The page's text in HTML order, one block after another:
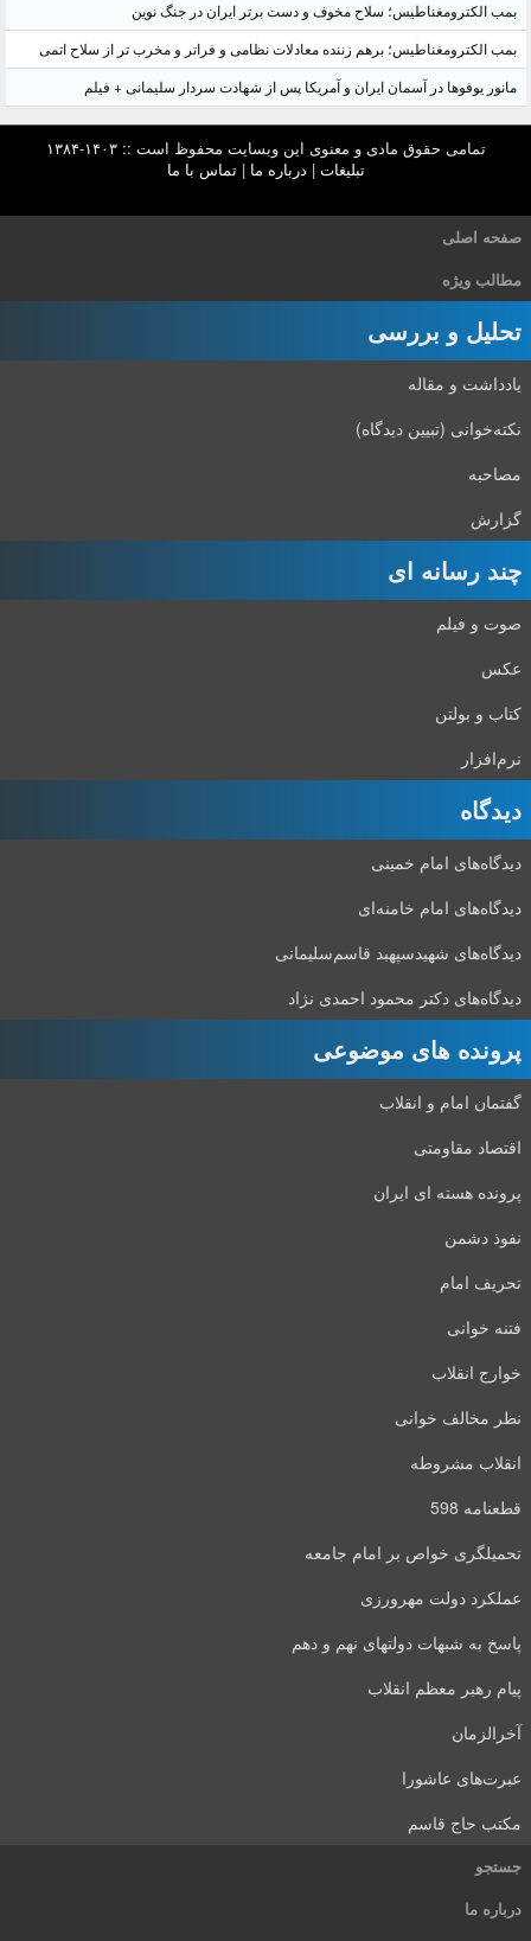
بمب الکترومغناطیس؛ سلاح مخوف و دست برتر ایران در جنگ نوین
بمب الکترومغناطیس؛ برهم زننده معادلات نظامی و فراتر و مخرب تر از سلاح اتمی
مانور یوفوها در آسمان ایران و آمریکا پس از شهادت سردار سلیمانی + فیلم
تمامی حقوق مادی و معنوی این وبسایت محفوظ است :: ۱۴۰۳-۱۳۸۴
تبلیغات | درباره ما |تماس با ما
صفحه اصلی
مطالب ویژه
تحلیل و بررسی
یادداشت و مقاله
نکته‌خوانی (تبیین دیدگاه)
مصاحبه
گزارش
چند رسانه ای
صوت و فیلم
عکس
کتاب و بولتن
نرم‌افزار
دیدگاه‌
دیدگاه‌های امام خمینی
دیدگاه‌های امام خامنه‌ای
دیدگاه‌های شهید‌سپهبد قاسم‌سلیمانی
دیدگاه‌های دکتر محمود احمدی نژاد
پرونده های موضوعی
گفتمان امام و انقلاب
اقتصاد مقاومتی
پرونده هسته ای ایران
نفوذ دشمن
تحریف امام
فتنه خوانی
خوارج انقلاب
نظر مخالف خوانی
انقلاب مشروطه
قطعنامه 598
تحمیلگری خواص بر امام جامعه
عملکرد دولت مهرورزی
پاسخ به شبهات دولتهای نهم و دهم
پیام رهبر معظم انقلاب
آخرالزمان
عبرت‌های عاشورا
مکتب حاج قاسم
جستجو
درباره ما